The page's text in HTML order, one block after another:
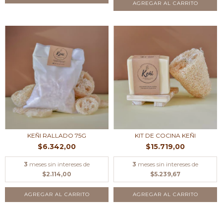
KEÑI RALLADO 75G
$6.342,00
3 meses sin intereses de
$2.114,00
AGREGAR AL CARRITO
KIT DE COCINA KEÑI
$15.719,00
3 meses sin intereses de
$5.239,67
AGREGAR AL CARRITO